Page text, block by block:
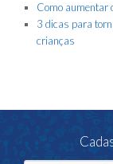
Como aumentar
3 dicas para
crianças